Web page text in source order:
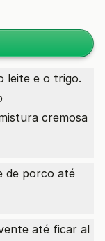
leite e o trigo.
cremosa
de porco até
até ficar al